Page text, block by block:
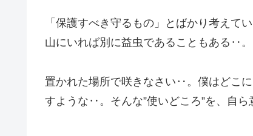
「保護すべき守るもの」とばかり考えて
山にいれば別に益虫であることもある‥。
置かれた場所で咲きなさい‥。僕はどこ
すような‥。そんな”使いどころ”を、自